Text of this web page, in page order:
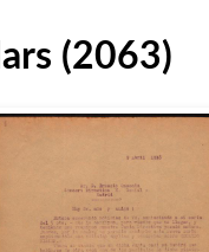
(2063)